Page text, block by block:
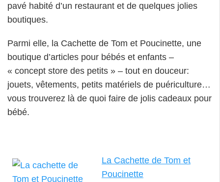
pavé habité d’un restaurant et de quelques jolies
boutiques.
Parmi elle, la Cachette de Tom et Poucinette, une
boutique d’articles pour bébés et enfants –
« concept store des petits » – tout en douceur:
jouets, vêtements, petits matériels de puériculture…
vous trouverez là de quoi faire de jolis cadeaux pour
bébé.
La Cachette de Tom et
Poucinette